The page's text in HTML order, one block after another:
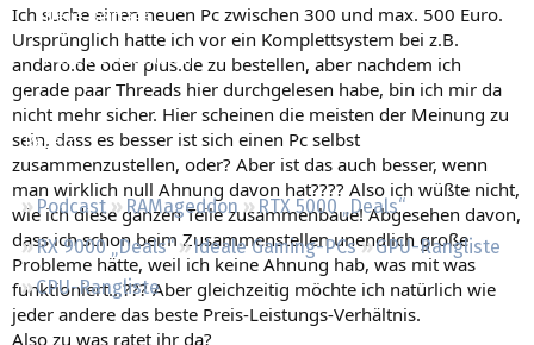
Neue Beiträge
Neueste Aktivitäten
Leserartikel
Regeln
Podcast RAMageddon
RTX 5000 „Deals“
RX 9000 „Deals“
Ideale Gaming-PCs
GPU-Rangliste
CPU-Rangliste
Ich suche einen neuen Pc zwischen 300 und max. 500 Euro.
Ursprünglich hatte ich vor ein Komplettsystem bei z.B.
andaro.de oder plus.de zu bestellen, aber nachdem ich
gerade paar Threads hier durchgelesen habe, bin ich mir da
nicht mehr sicher. Hier scheinen die meisten der Meinung zu
sein, dass es besser ist sich einen Pc selbst
zusammenzustellen, oder? Aber ist das auch besser, wenn
man wirklich null Ahnung davon hat???? Also ich wüßte nicht,
wie ich diese ganzen Teile zusammenbaue! Abgesehen davon,
dass ich schon beim Zusammenstellen unendlich große
Probleme hätte, weil ich keine Ahnung hab, was mit was
funktioniert...??? Aber gleichzeitig möchte ich natürlich wie
jeder andere das beste Preis-Leistungs-Verhältnis.
Also zu was ratet ihr da?